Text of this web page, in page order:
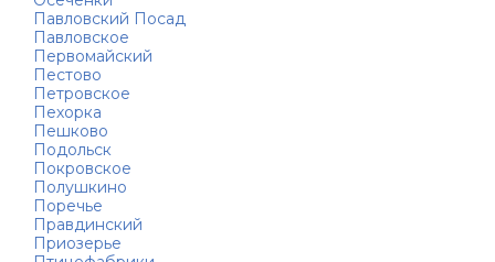
Павловский Посад
Павловское
Первомайский
Пестово
Петровское
Пехорка
Пешково
Подольск
Покровское
Полушкино
Поречье
Правдинский
Приозерье